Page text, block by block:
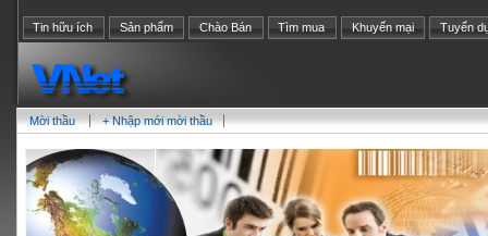
Tin hữu ích Sản phẩm Chào Bán Tìm mua Khuyến mại Tuyển
Mời thầu + Nhập mới mời thầu